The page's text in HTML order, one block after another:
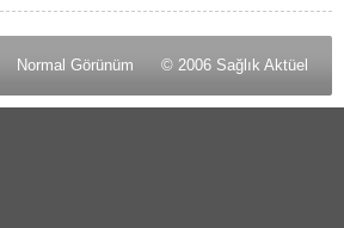
Normal Görünüm © 2006 Sağlık Aktüel